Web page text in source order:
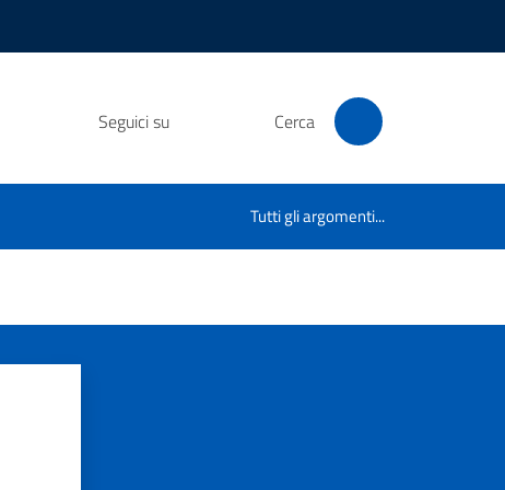
Seguici su Cerca
Tutti gli argomenti...